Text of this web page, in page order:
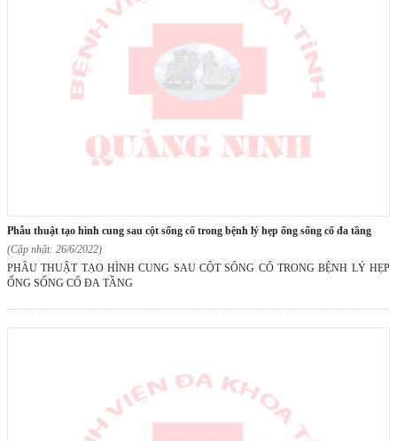
phẫu thuật tạo hình cung sau cột sống cổ trong bệnh lý hẹp ống sống cổ đa tầng
(Cập nhật: 26/6/2022)
PHẪU THUẬT TẠO HÌNH CUNG SAU CỘT SỐNG CỔ TRONG BỆNH LÝ HẸP
ỐNG SỐNG CỔ ĐA TẦNG